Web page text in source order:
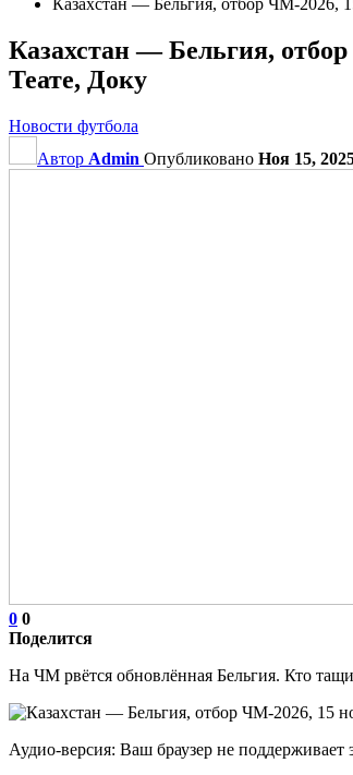
Казахстан — Бельгия, отбор ЧМ-2026,
Казахстан — Бельгия,
Теате, Доку
Новости футбола
Автор Admin Опубликовано Ноя 15,
0 0
Поделится
На ЧМ рвётся обновлённая Бельгия. Кто
Аудио-версия: Ваш браузер не